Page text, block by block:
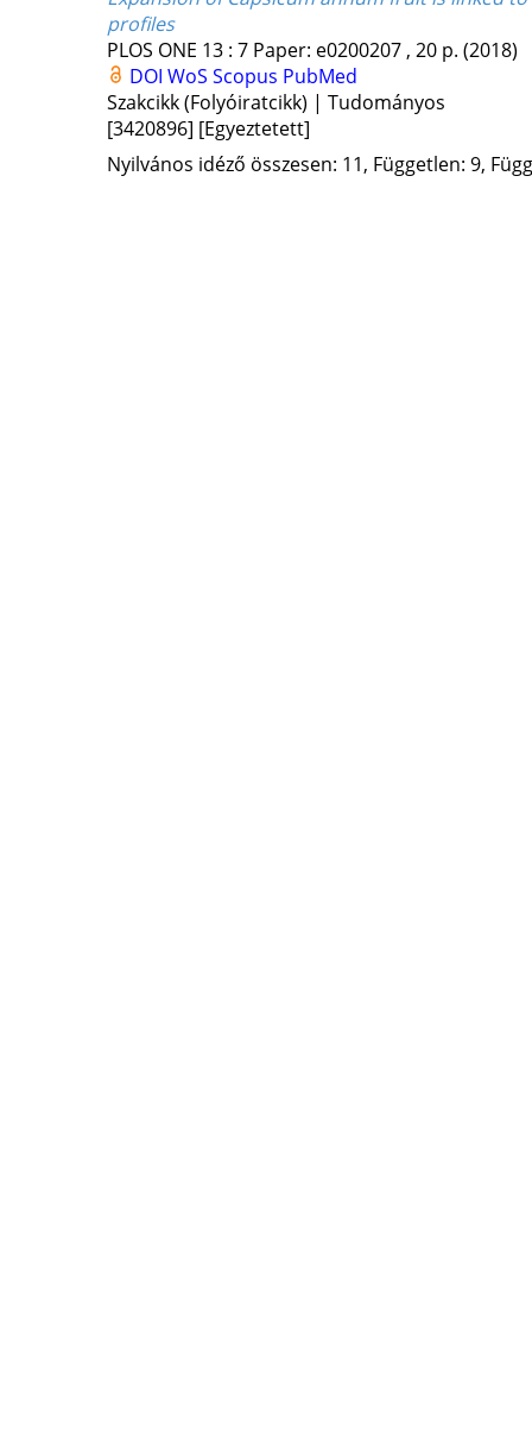
profiles
PLOS ONE 13: 7 Paper: e0200207 , 20 p. (2018)
DOI WoS Scopus PubMed
Szakcikk (Folyóiratcikk) | Tudományos
[3420896] [Egyeztetett]
Nyilvános idéző összesen: 11, Független: 9,